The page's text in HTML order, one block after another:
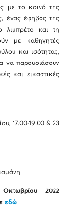
με το κοινό της
ένας έφηβος της
λιμπρέτο και τη
με καθηγητές
και ισότητας,
να παρουσιάσουν
και εικαστικές
17.00-19.00 & 23
2022
εδώ